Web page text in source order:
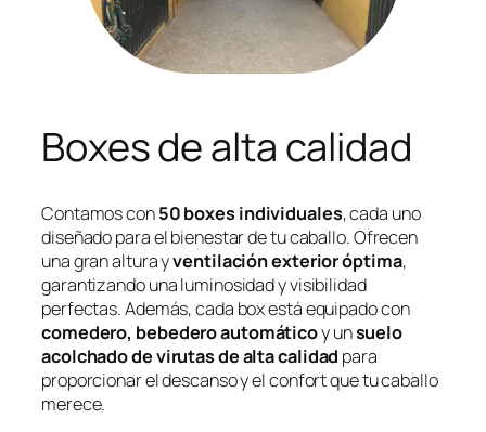
Boxes de alta calidad
Contamos con50 boxes individuales, cada uno
diseñado para el bienestar de tu caballo. Ofrecen
una gran altura yventilación exterior óptima,
garantizando una luminosidad y visibilidad
perfectas. Además, cada box está equipado con
comedero, bebedero automáticoy unsuelo
acolchado de virutas de alta calidad para
proporcionar el descanso y el confort que tu caballo
merece.